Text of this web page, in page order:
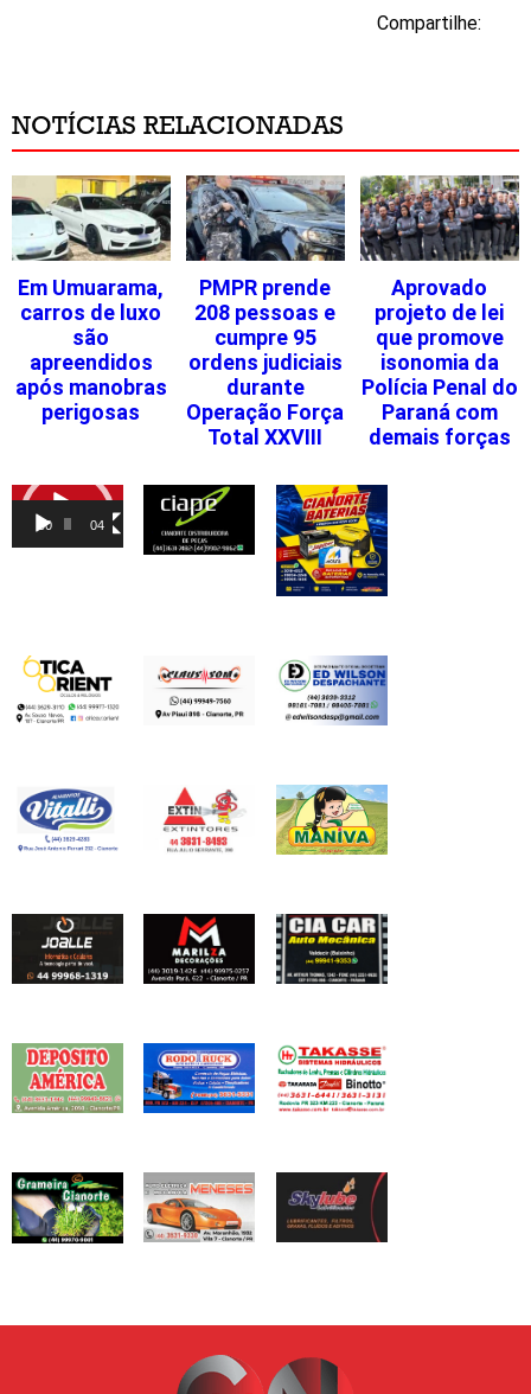
Compartilhe:
NOTÍCIAS RELACIONADAS
Em Umuarama,
carros de luxo
são
apreendidos
após manobras
perigosas
PMPR prende
208 pessoas e
cumpre 95
ordens judiciais
durante
Operação Força
Total XXVIII
Aprovado
projeto de lei
que promove
isonomia da
Polícia Penal do
Paraná com
demais forças
Tocador
vídeo
00:00 04:46